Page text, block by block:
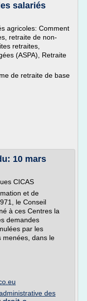
salariés
agricoles: Comment
retraite de non-
retraites,
(ASPA), Retraite
de retraite de base
10 mars
CICAS
et de
le Conseil
à ces Centres la
demandes
par les
menées, dans le
des